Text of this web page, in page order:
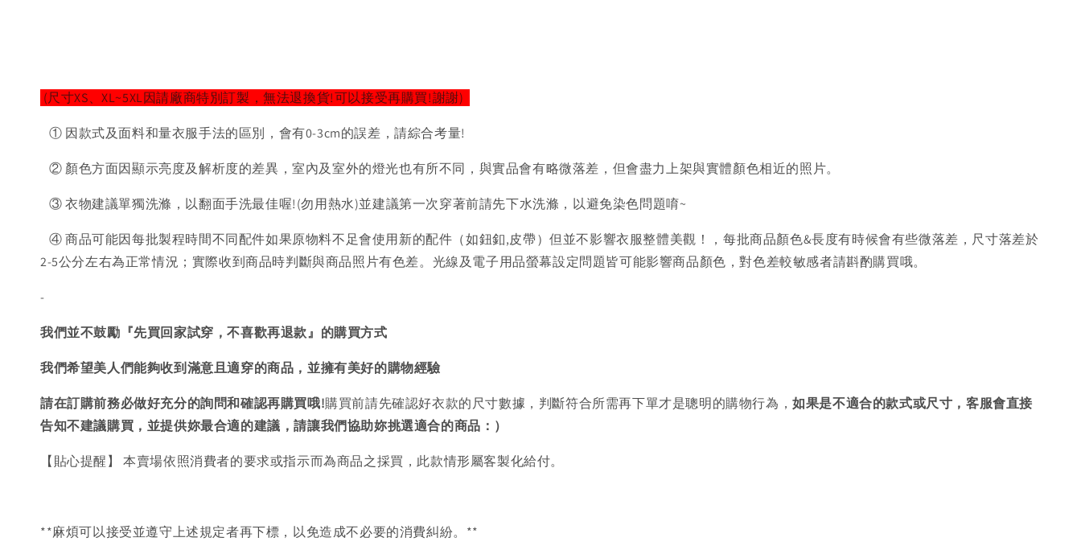
(尺寸XS、XL~5XL因請廠商特別訂製，無法退換貨!可以接受再購買!謝謝)
① 因款式及面料和量衣服手法的區別，會有0-3cm的誤差，請綜合考量!
② 顏色方面因顯示亮度及解析度的差異，室內及室外的燈光也有所不同，與實品會有略微落差，但會盡力上架與實體顏色相近的照片。
③ 衣物建議單獨洗滌，以翻面手洗最佳喔!(勿用熱水)並建議第一次穿著前請先下水洗滌，以避免染色問題唷~
④ 商品可能因每批製程時間不同配件如果原物料不足會使用新的配件（如鈕釦,皮帶）但並不影響衣服整體美觀！，每批商品顏色&長度有時候會有些微落差，尺寸落差於
2-5公分左右為正常情況；實際收到商品時判斷與商品照片有色差。光線及電子用品螢幕設定問題皆可能影響商品顏色，對色差較敏感者請斟酌購買哦。
-
我們並不鼓勵『先買回家試穿，不喜歡再退款』的購買方式
我們希望美人們能夠收到滿意且適穿的商品，並擁有美好的購物經驗
請在訂購前務必做好充分的詢問和確認再購買哦!購買前請先確認好衣款的尺寸數據，判斷符合所需再下單才是聰明的購物行為，如果是不適合的款式或尺寸，客服會直接
告知不建議購買， 並提供妳最合適的建議，請讓我們協助妳挑選適合的商品：）
【貼心提醒】 本賣場依照消費者的要求或指示而為商品之採買，此款情形屬客製化給付。
**麻煩可以接受並遵守上述規定者再下標，以免造成不必要的消費糾紛。**